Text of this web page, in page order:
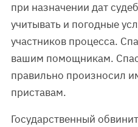
при назначении дат
учитывать и погодные
участников процесса.
вашим помощникам.
правильно произносил
приставам.
Государственный